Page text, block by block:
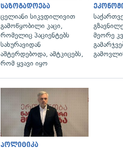
საზოგადოება
ცელიანი სიკვდილივით
გამოწყობილი კაცი,
რომელიც პაციენტებს
სახურავიდან
აშტერდებოდა, ამტკიცებს,
რომ ყვავი იყო
მეორე
პოლიტიკა